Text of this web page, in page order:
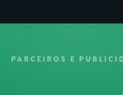
PARCEIROS E